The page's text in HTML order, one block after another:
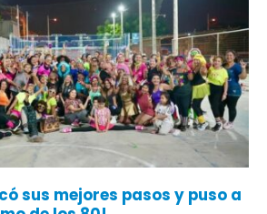
sus mejores pasos y puso a